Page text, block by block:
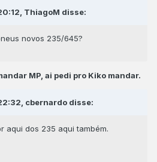
ThiagoM disse:
novos 235/645?
MP, ai pedi pro Kiko mandar.
cbernardo disse:
aqui dos 235 aqui também.